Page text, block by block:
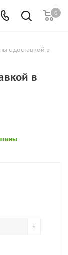
0
с доставкой в
в
шины